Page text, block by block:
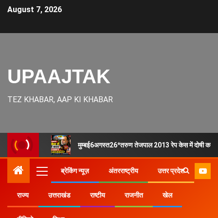
August 7, 2026
UPAAJTAK
TEZ KHABAR, AAP KI KHABAR
मुम्बई6अगस्त26*तरुण तेजपाल 2013 रेप केस में दोषी करार,
ब्रेकिंग न्यूज़ अंतरराष्ट्रीय उत्तर प्रदेश
राज्य उत्तराखंड राष्टीय राजनीत खेल